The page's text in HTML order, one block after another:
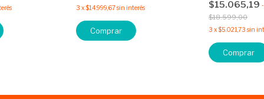
3 x$14.999,67sin interés
Comprar
$15.065,19 -
$18.599,00
3 x$5.021,73 sin
Comprar